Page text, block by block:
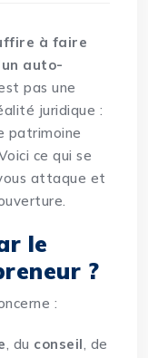
à faire
auto-
pas une
juridique :
patrimoine
ce qui se
attaque et
le
?
:
, du conseil, de